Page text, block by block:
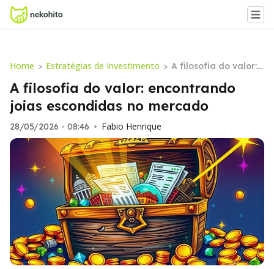
Home > Estratégias de Investimento > A filosofia do valor:
encontrando joias es
condidas no mercad
o
A filosofia do valor: encontrando
joias escondidas no mercado
28/05/2026 - 08:46 • Fabio Henrique